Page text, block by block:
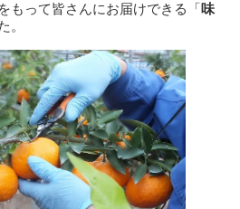
もって皆さんにお届けできる「味
。